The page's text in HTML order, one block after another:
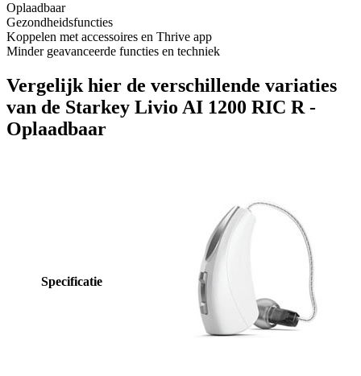
Oplaadbaar
Gezondheidsfuncties
Koppelen met accessoires en Thrive app
Minder geavanceerde functies en techniek
Vergelijk hier de verschillende variaties
van de Starkey Livio AI 1200 RIC R -
Oplaadbaar
Specificatie